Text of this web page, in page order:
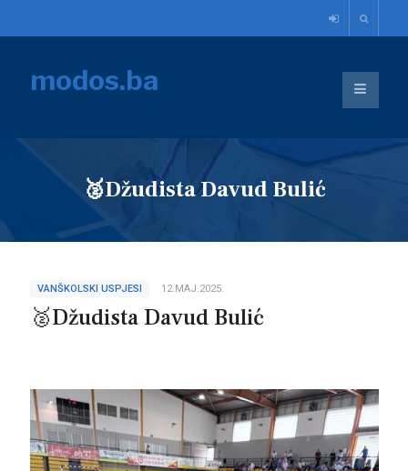
modos.ba
🥈Džudista Davud Bulić
VANŠKOLSKI USPJESI 12.MAJ.2025.
🥈Džudista Davud Bulić